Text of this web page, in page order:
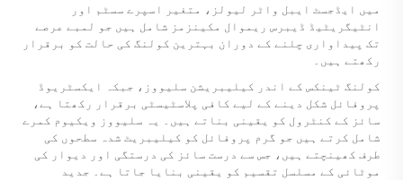
میں ایڈجسٹ ایبل واٹر لیولز، متغیر اسپرے سسٹم اور
انٹیگریٹیڈ ڈیبرس ریموال مکینزمز شامل ہیں جو لمبے عرصے
تک پیداواری چلنے کے دوران بہترین کولنگ کی حالت کو برقرار
رکھتے ہیں۔
کولنگ ٹینکس کے اندر کیلیبریشن سلیووز، جبکہ ایکسٹریوڈ
پروفائل شکل دینے کے لیے کافی پلاسٹیسٹی برقرار رکھتا ہے،
سائز کے کنٹرول کو یقینی بناتے ہیں۔ یہ سلیووز ویکیوم کمرے
شامل کرتے ہیں جو گرم پروفائل کو کیلیبریٹ شدہ سطحوں کی
طرف کھینچتے ہیں، جس سے درست سائز کی درستگی اور دیوار کی
موٹائی کے مسلسل تقسیم کو یقینی بنایا جاتا ہے۔ جدید